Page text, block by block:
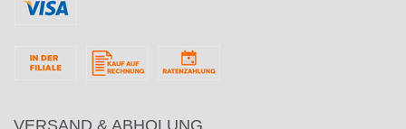
VERSAND & ABHOLUNG